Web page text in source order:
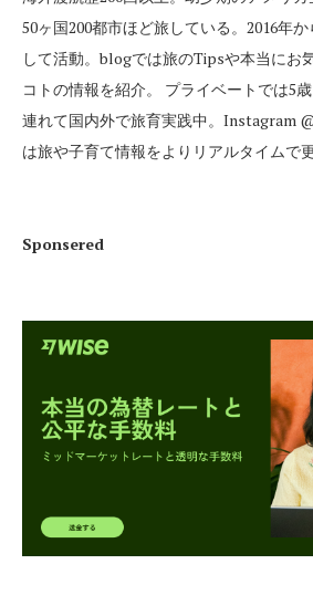
50ヶ国200都市ほど旅している。2016年
して活動。blogでは旅のTipsや本当にお
コトの情報を紹介。 プライベートでは5
連れて国内外で旅育実践中。Instagram
は旅や子育て情報をよりリアルタイムで更
Sponsered